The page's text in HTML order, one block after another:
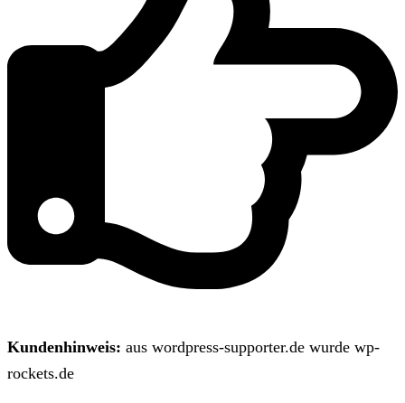
Kundenhinweis: aus wordpress-supporter.de wurde wp-
rockets.de